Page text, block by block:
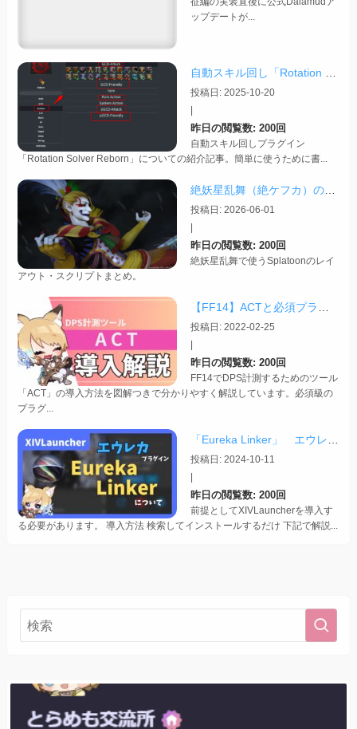
ップデートが...
投稿日: 2025-10-20
|
昨日の閲覧数: 200回
自動スキル回しプラグイン
「Rotation Solver Reborn」についての紹介記事。簡単に使うために書...
絶妖星乱舞（絶ケフカ）のSplatoonレイアウト・スクリプトまとめ
投稿日: 2026-06-01
|
昨日の閲覧数: 200回
絶妖星乱舞で使うSplatoonのレイ
アウト・スクリプトまとめ。
投稿日: 2022-02-25
|
昨日の閲覧数: 200回
FF14でDPS計測するためのツール
「ACT」の導入方法を図解つきで分かりやすく解説しています。必須級の
プラグ...
投稿日: 2024-10-11
昨日の閲覧数: 200回
前提としてXIVLauncherを導入す
る必要があります。 導入方法 検索してインストールするだけ 下記で解説...